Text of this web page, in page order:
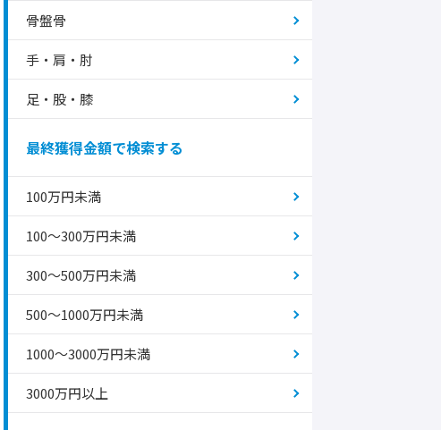
骨盤骨
手・肩・肘
足・股・膝
最終獲得金額で検索する
100万円未満
100～300万円未満
300～500万円未満
500～1000万円未満
1000～3000万円未満
3000万円以上